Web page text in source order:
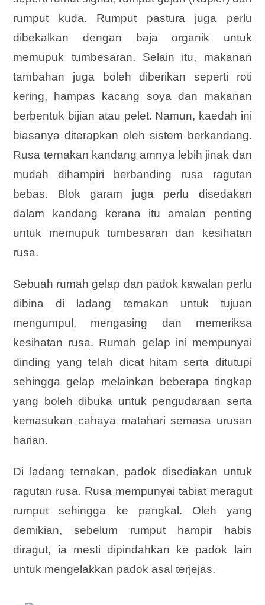
rumput kuda. Rumput pastura juga perlu
dibekalkan dengan baja organik untuk
memupuk tumbesaran. Selain itu, makanan
tambahan juga boleh diberikan seperti roti
kering, hampas kacang soya dan makanan
berbentuk bijian atau pelet. Namun, kaedah ini
biasanya diterapkan oleh sistem berkandang.
Rusa ternakan kandang amnya lebih jinak dan
mudah dihampiri berbanding rusa ragutan
bebas. Blok garam juga perlu disedakan
dalam kandang kerana itu amalan penting
untuk memupuk tumbesaran dan kesihatan
rusa.
Sebuah rumah gelap dan padok kawalan perlu
dibina di ladang ternakan untuk tujuan
mengumpul, mengasing dan memeriksa
kesihatan rusa. Rumah gelap ini mempunyai
dinding yang telah dicat hitam serta ditutupi
sehingga gelap melainkan beberapa tingkap
yang boleh dibuka untuk pengudaraan serta
kemasukan cahaya matahari semasa urusan
harian.
Di ladang ternakan, padok disediakan untuk
ragutan rusa. Rusa mempunyai tabiat meragut
rumput sehingga ke pangkal. Oleh yang
demikian, sebelum rumput hampir habis
diragut, ia mesti dipindahkan ke padok lain
untuk mengelakkan padok asal terjejas.